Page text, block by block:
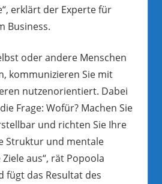
erklärt der Experte für
Business.
oder andere Menschen
kommunizieren Sie mit
nutzenorientiert. Dabei
Frage: Wofür? Machen Sie
und richten Sie Ihre
Struktur und mentale
aus“, rät Popoola
fügt das Resultat des